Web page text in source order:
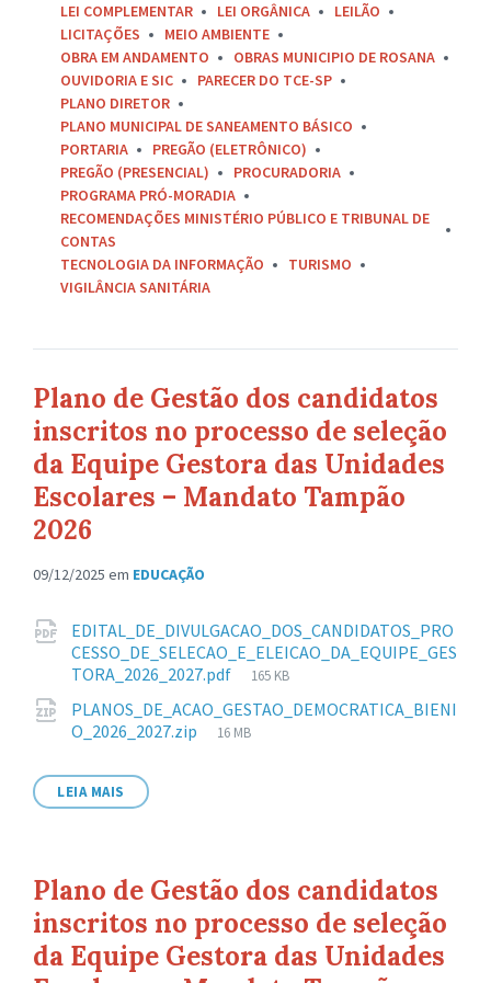
LEI COMPLEMENTAR
LEI ORGÂNICA
LEILÃO
LICITAÇÕES
MEIO AMBIENTE
OBRA EM ANDAMENTO
OBRAS MUNICIPIO DE ROSANA
OUVIDORIA E SIC
PARECER DO TCE-SP
PLANO DIRETOR
PLANO MUNICIPAL DE SANEAMENTO BÁSICO
PORTARIA
PREGÃO (ELETRÔNICO)
PREGÃO (PRESENCIAL)
PROCURADORIA
PROGRAMA PRÓ-MORADIA
RECOMENDAÇÕES MINISTÉRIO PÚBLICO E TRIBUNAL DE
CONTAS
TECNOLOGIA DA INFORMAÇÃO
TURISMO
VIGILÂNCIA SANITÁRIA
Plano de Gestão dos candidatos
inscritos no processo de seleção
da Equipe Gestora das Unidades
Escolares – Mandato Tampão
2026
09/12/2025 em EDUCAÇÃO
Anexos
EDITAL_DE_DIVULGACAO_DOS_CANDIDATOS_PRO
CESSO_DE_SELECAO_E_ELEICAO_DA_EQUIPE_GES
TORA_2026_2027.pdf
Tamanho
arquivo:
165 KB
PLANOS_DE_ACAO_GESTAO_DEMOCRATICA_BIENI
O_2026_2027.zip
Tamanho
16 MB
LEIA MAIS
Plano de Gestão dos candidatos
inscritos no processo de seleção
da Equipe Gestora das Unidades